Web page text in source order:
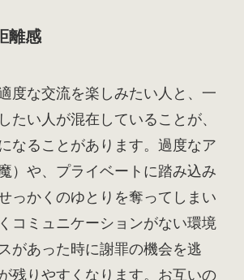
離感
度な交流を楽しみたい人と、一
たい人が混在していることが、
なることがあります。過度なア
）や、プライベートに踏み込み
っかくのゆとりを奪ってしまい
コミュニケーションがない環境
があった時に謝罪の機会を逃
残りやすくなります。お互いの